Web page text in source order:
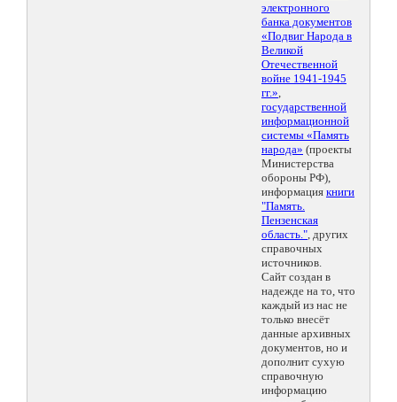
электронного
банка документов
«Подвиг Народа в
Великой
Отечественной
войне 1941-1945
гг.»,
государственной
информационной
системы «Память
народа» (проекты
Министерства
обороны РФ),
информация книги
"Память.
Пензенская
область.", других
справочных
источников.
Сайт создан в
надежде на то, что
каждый из нас не
только внесёт
данные архивных
документов, но и
дополнит сухую
справочную
информацию